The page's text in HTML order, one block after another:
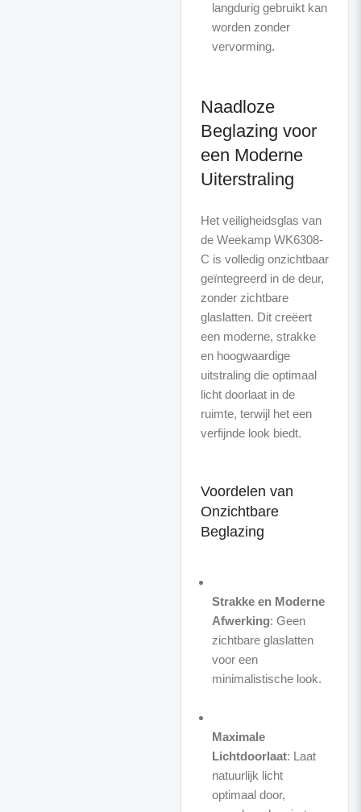
langdurig gebruikt kan
worden zonder
vervorming.
Naadloze
Beglazing voor
een Moderne
Uiterstraling
Het veiligheidsglas van
de Weekamp WK6308-
C is volledig onzichtbaar
geïntegreerd in de deur,
zonder zichtbare
glaslatten. Dit creëert
een moderne, strakke
en hoogwaardige
uitstraling die optimaal
licht doorlaat in de
ruimte, terwijl het een
verfijnde look biedt.
Voordelen van
Onzichtbare
Beglazing
Strakke en Moderne
Afwerking: Geen
zichtbare glaslatten
voor een
minimalistische look.
Maximale
Lichtdoorlaat: Laat
natuurlijk licht
optimaal door,